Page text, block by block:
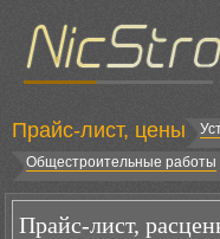
Прайс-лист, цены
Общестроительные работы
Прайс-лист,